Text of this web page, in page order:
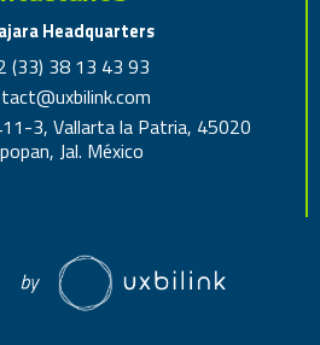
Headquarters
(33) 38 13 43 93
3, Vallarta la Patria, 45020
Jal. México